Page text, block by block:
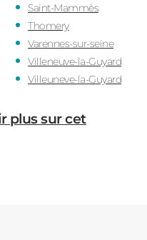
Saint-Mammès
Thomery
Varennes-sur-seine
Villeneuve-la-Guyard
Villeuneve-la-Guyard
plus sur cet